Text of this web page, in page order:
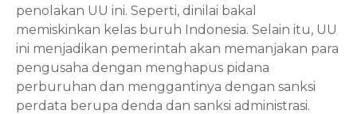
penolakan UU ini. Seperti, dinilai bakal
memiskinkan kelas buruh Indonesia. Selain itu, UU
ini menjadikan pemerintah akan memanjakan para
pengusaha dengan menghapus pidana
perburuhan dan menggantinya dengan sanksi
perdata berupa denda dan sanksi administrasi.